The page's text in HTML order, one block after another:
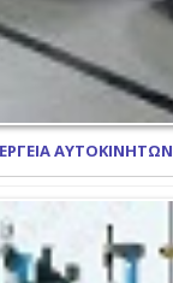
ΑΥΤΟΚΙΝΗΤΩΝ